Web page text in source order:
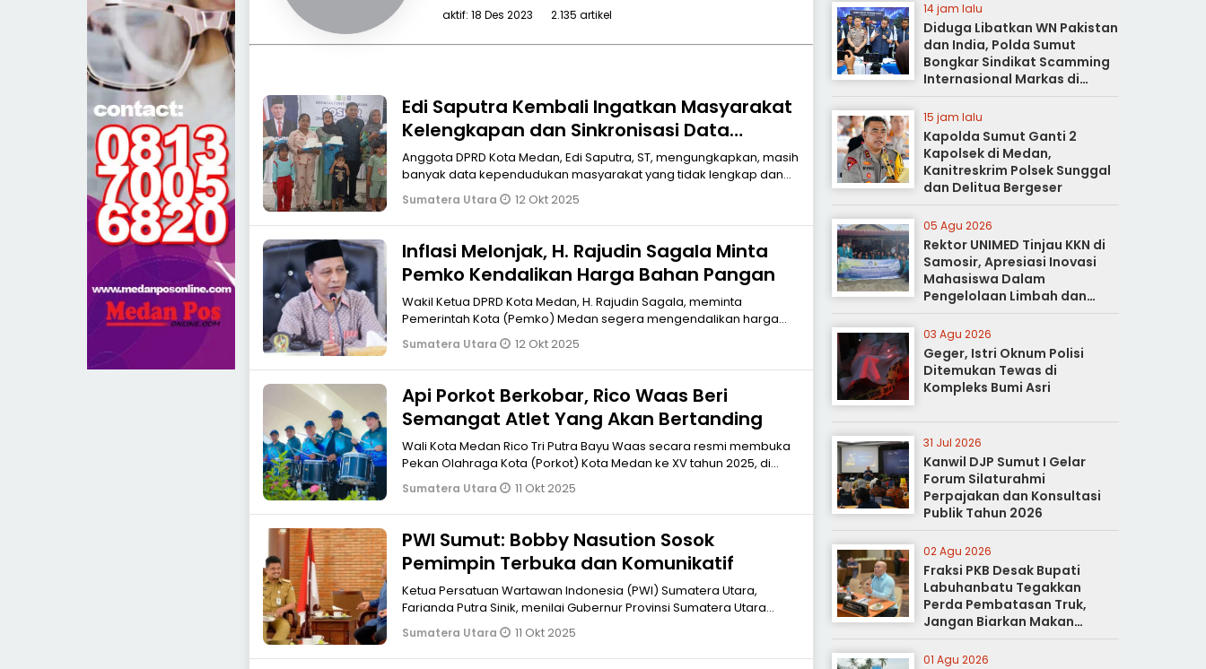
aktif: 18 Des 2023 2.135 artikel
Edi Saputra Kembali Ingatkan Masyarakat
Kelengkapan dan Sinkronisasi Data
Adminduk
Anggota DPRD Kota Medan, Edi Saputra, ST, mengungkapkan, masih
banyak data kependudukan masyarakat yang tidak lengkap dan
sinkron satu sama
Sumatera Utara 12 Okt 2025
Inflasi Melonjak, H. Rajudin Sagala Minta
Pemko Kendalikan Harga Bahan Pangan
Wakil Ketua DPRD Kota Medan, H. Rajudin Sagala, meminta
Pemerintah Kota (Pemko) Medan segera mengendalikan harga
bahanbahan pangan guna
Sumatera Utara 12 Okt 2025
Api Porkot Berkobar, Rico Waas Beri
Semangat Atlet Yang Akan Bertanding
Wali Kota Medan Rico Tri Putra Bayu Waas secara resmi membuka
Pekan Olahraga Kota (Porkot) Kota Medan ke XV tahun 2025, di
Lapangan Merdeka
Sumatera Utara 11 Okt 2025
PWI Sumut: Bobby Nasution Sosok
Pemimpin Terbuka dan Komunikatif
Ketua Persatuan Wartawan Indonesia (PWI) Sumatera Utara,
Farianda Putra Sinik, menilai Gubernur Provinsi Sumatera Utara
Bobby Nasution
Sumatera Utara 11 Okt 2025
14 jam lalu
Diduga Libatkan WN Pakistan
dan India, Polda Sumut
Bongkar Sindikat Scamming
Internasional Markas di
Apartemen Podomoro
15 jam lalu
Kapolda Sumut Ganti 2
Kapolsek di Medan,
Kanitreskrim Polsek Sunggal
dan Delitua Bergeser
05 Agu 2026
Rektor UNIMED Tinjau KKN di
Samosir, Apresiasi Inovasi
Mahasiswa Dalam
Pengelolaan Limbah dan
Pertanian Ramah Lingkungan
03 Agu 2026
Geger, Istri Oknum Polisi
Ditemukan Tewas di
Kompleks Bumi Asri
31 Jul 2026
Kanwil DJP Sumut I Gelar
Forum Silaturahmi
Perpajakan dan Konsultasi
Publik Tahun 2026
02 Agu 2026
Fraksi PKB Desak Bupati
Labuhanbatu Tegakkan
Perda Pembatasan Truk,
Jangan Biarkan Makan
Korban
01 Agu 2026